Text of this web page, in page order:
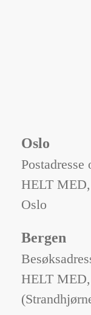
Oslo
Postadresse
HELT
Oslo
Bergen
HELT MED,